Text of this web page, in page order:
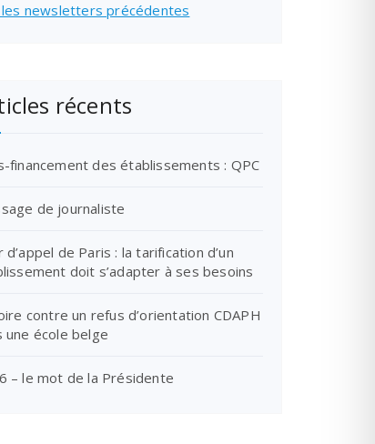
les newsletters précédentes
récents
financement des établissements : QPC
de journaliste
d’appel de Paris : la tarification d’un
doit s’adapter à ses besoins
contre un refus d’orientation CDAPH
une école belge
– le mot de la Présidente